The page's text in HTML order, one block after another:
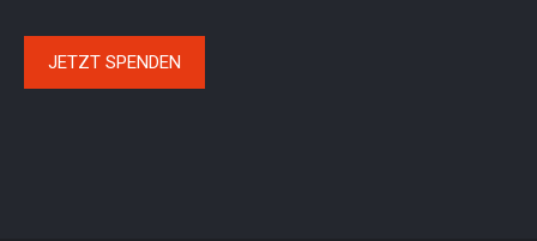
JETZT SPENDEN